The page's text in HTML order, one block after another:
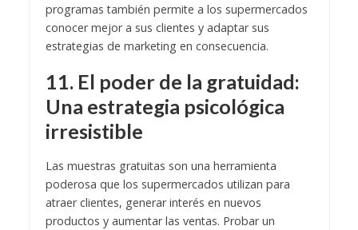
programas también permite a los supermercados
conocer mejor a sus clientes y adaptar sus
estrategias de marketing en consecuencia.
11. El poder de la gratuidad:
Una estrategia psicológica
irresistible
Las muestras gratuitas son una herramienta
poderosa que los supermercados utilizan para
atraer clientes, generar interés en nuevos
productos y aumentar las ventas. Probar un